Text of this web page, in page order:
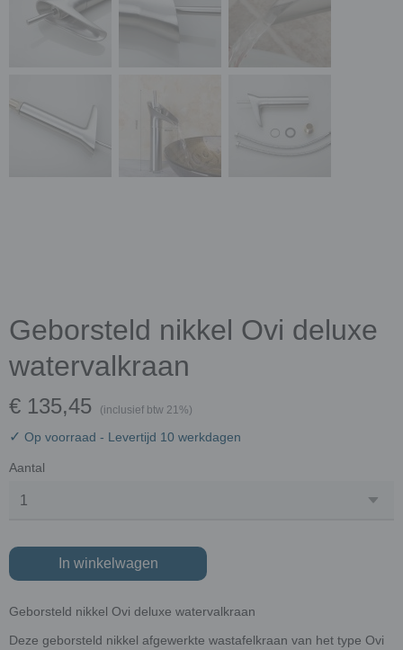
Geborsteld nikkel Ovi deluxe
watervalkraan
€ 135,45 (inclusief btw 21%)
✓ Op voorraad - Levertijd 10 werkdagen
Aantal
In winkelwagen
Geborsteld nikkel Ovi deluxe watervalkraan
Deze geborsteld nikkel afgewerkte wastafelkraan van het type Ovi